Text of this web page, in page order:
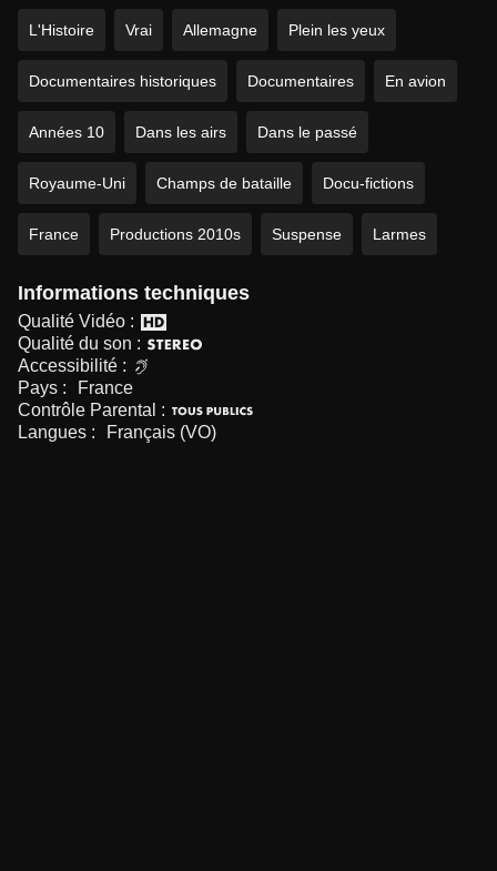
L'Histoire Vrai Allemagne Plein les yeux
Documentaires historiques Documentaires En avion
Années 10 Dans les airs Dans le passé
Royaume-Uni Champs de bataille Docu-fictions
France Productions 2010s Suspense Larmes
Informations techniques
Qualité Vidéo :
Qualité du son :
Accessibilité :
Pays :
France
Contrôle Parental :
Langues :
Français (VO)